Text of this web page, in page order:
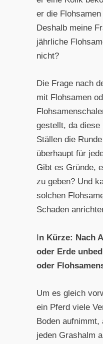
er die
Deshalb meine
jährliche
nicht?
Die Frage nach
mit Flohsamen
gestellt, da diese
Ställen die
überhaupt für
Gibt es Gründe,
zu geben? Und
solchen
Schaden
In Kürze: Nach
oder Erde
oder
Um es gleich
ein Pferd viele
Boden
jeden Grashalm